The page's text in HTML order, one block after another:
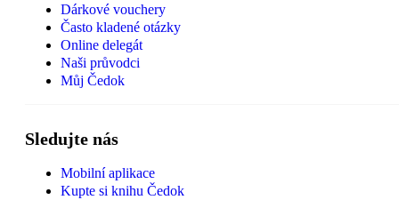
Dárkové vouchery
Často kladené otázky
Online delegát
Naši průvodci
Můj Čedok
Sledujte nás
Mobilní aplikace
Kupte si knihu Čedok